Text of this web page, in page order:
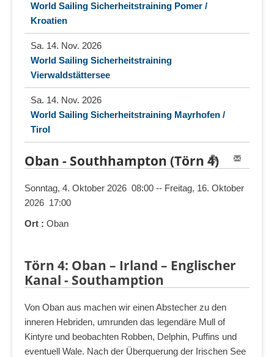
World Sailing Sicherheitstraining Pomer /
Kroatien
Sa. 14. Nov. 2026
World Sailing Sicherheitstraining
Vierwaldstättersee
Sa. 14. Nov. 2026
World Sailing Sicherheitstraining Mayrhofen /
Tirol
Oban - Southhampton (Törn 4)
Sonntag, 4. Oktober 2026 08:00 -- Freitag, 16. Oktober
2026 17:00
Ort : Oban
Törn 4: Oban – Irland – Englischer
Kanal - Southamption
Von Oban aus machen wir einen Abstecher zu den
inneren Hebriden, umrunden das legendäre Mull of
Kintyre und beobachten Robben, Delphin, Puffins und
eventuell Wale. Nach der Überquerung der Irischen See